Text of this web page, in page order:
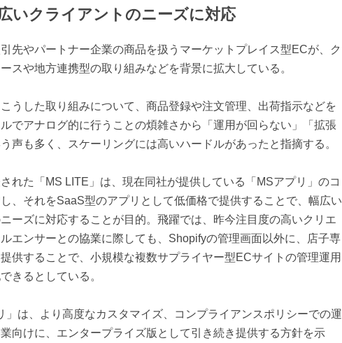
いクライアントのニーズに対応
先やパートナー企業の商品を扱うマーケットプレイス型ECが、ク
スや地方連携型の取り組みなどを背景に拡大している。
うした取り組みについて、商品登録や注文管理、出荷指示などを
でアナログ的に行うことの煩雑さから「運用が回らない」「拡張
声も多く、スケーリングには高いハードルがあったと指摘する。
れた「MS LITE」は、現在同社が提供している「MSアプリ」のコ
、それをSaaS型のアプリとして低価格で提供することで、幅広い
ーズに対応することが目的。飛躍では、昨今注目度の高いクリエ
エンサーとの協業に際しても、Shopifyの管理画面以外に、店子専
供することで、小規模な複数サプライヤー型ECサイトの管理運用
きるとしている。
」は、より高度なカスタマイズ、コンプライアンスポリシーでの運
向けに、エンタープライズ版として引き続き提供する方針を示